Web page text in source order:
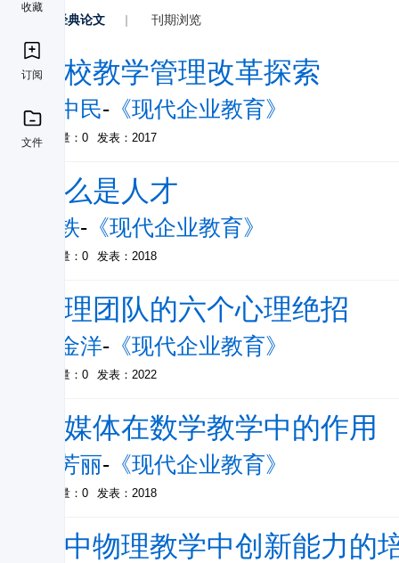
收藏
订阅
文件
经典论文 | 刊期浏览
高校教学管理改革探索
张中民- 《现代企业教育》
被引量：0 发表：2017
什么是人才
李铁- 《现代企业教育》
被引量：0 发表：2018
管理团队的六个心理绝招
张金洋- 《现代企业教育》
被引量：0 发表：2022
多媒体在数学教学中的作用
李芳丽- 《现代企业教育》
被引量：0 发表：2018
初中物理教学中创新能力的